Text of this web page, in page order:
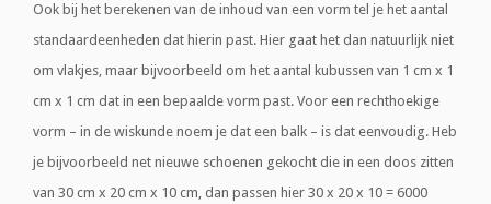
Ook bij het berekenen van de inhoud van een vorm tel je het aantal
standaardeenheden dat hierin past. Hier gaat het dan natuurlijk niet
om vlakjes, maar bijvoorbeeld om het aantal kubussen van 1 cm x 1
cm x 1 cm dat in een bepaalde vorm past. Voor een rechthoekige
vorm – in de wiskunde noem je dat een balk – is dat eenvoudig. Heb
je bijvoorbeeld net nieuwe schoenen gekocht die in een doos zitten
van 30 cm x 20 cm x 10 cm, dan passen hier 30 x 20 x 10 = 6000